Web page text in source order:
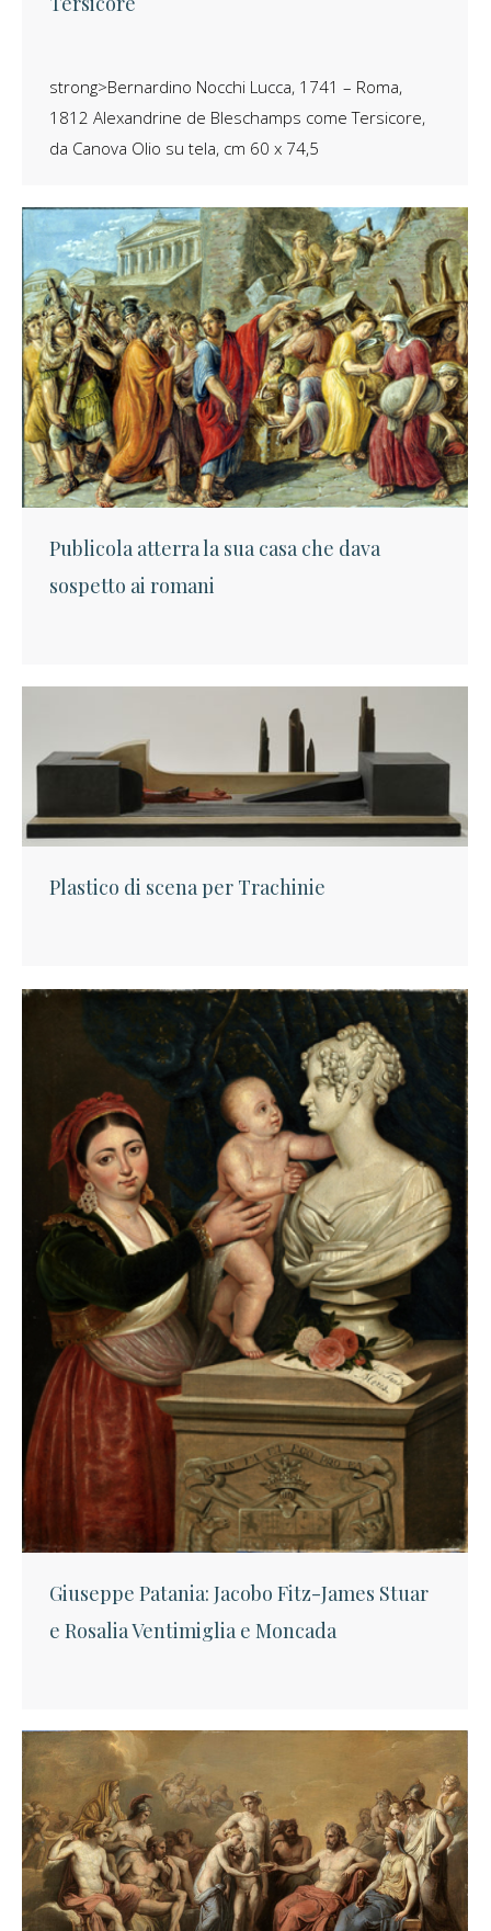
strong>Bernardino Nocchi Lucca, 1741 – Roma,
1812 Alexandrine de Bleschamps come Tersicore,
da Canova Olio su tela, cm 60 x 74,5
Publicola atterra la sua casa che dava
sospetto ai romani
Plastico di scena per Trachinie
Giuseppe Patania: Jacobo Fitz-James Stuar
e Rosalia Ventimiglia e Moncada